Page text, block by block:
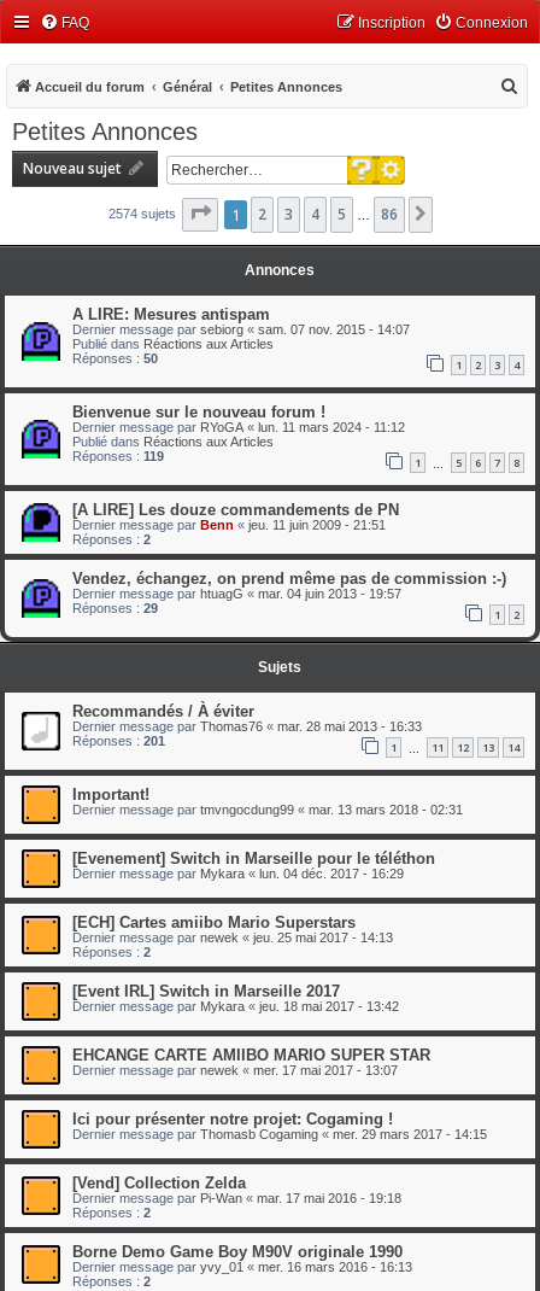
FAQ Connexion
Inscription
Accueil du forum Général Petites Annonces
Petites Annonces
Nouveau sujet
Rechercher
Recherche avancée
2574 sujets Page sur86
1 2 3 4 5 86
Annonces
A LIRE: Mesures antispam
Dernier message par sebiorg « sam. 07 nov. 2015 - 14:07
Publié dans Réactions aux Articles
Réponses : 50 1 2 3 4
Bienvenue sur le nouveau forum !
Dernier message par RYoGA « lun. 11 mars 2024 - 11:12
Publié dans Réactions aux Articles
Réponses : 119 1 … 5 6 7 8
[A LIRE] Les douze commandements de PN
Dernier message par Benn « jeu. 11 juin 2009 - 21:51
Réponses : 2
Vendez, échangez, on prend même pas de commission :-)
Dernier message par htuagG « mar. 04 juin 2013 - 19:57
Réponses : 29 1 2
Sujets
Recommandés / À éviter
Dernier message par Thomas76 « mar. 28 mai 2013 - 16:33
Réponses : 201 1 … 11 12 13 14
Important!
Dernier message par tmvngocdung99 « mar. 13 mars 2018 - 02:31
[Evenement] Switch in Marseille pour le téléthon
Dernier message par Mykara « lun. 04 déc. 2017 - 16:29
[ECH] Cartes amiibo Mario Superstars
Dernier message par newek « jeu. 25 mai 2017 - 14:13
Réponses : 2
[Event IRL] Switch in Marseille 2017
Dernier message par Mykara « jeu. 18 mai 2017 - 13:42
EHCANGE CARTE AMIIBO MARIO SUPER STAR
Dernier message par newek « mer. 17 mai 2017 - 13:07
Ici pour présenter notre projet: Cogaming !
Dernier message par Thomasb Cogaming « mer. 29 mars 2017 - 14:15
[Vend] Collection Zelda
Dernier message par Pi-Wan « mar. 17 mai 2016 - 19:18
Réponses : 2
Borne Demo Game Boy M90V originale 1990
Dernier message par yvy_01 « mer. 16 mars 2016 - 16:13
Réponses : 2